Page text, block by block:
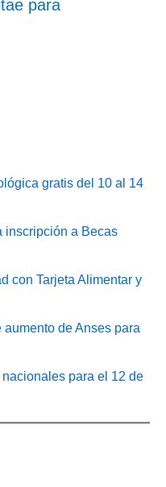
para
gratis del 10 al 14
inscripción a Becas
con Tarjeta Alimentar y
de Anses para
para el 12 de